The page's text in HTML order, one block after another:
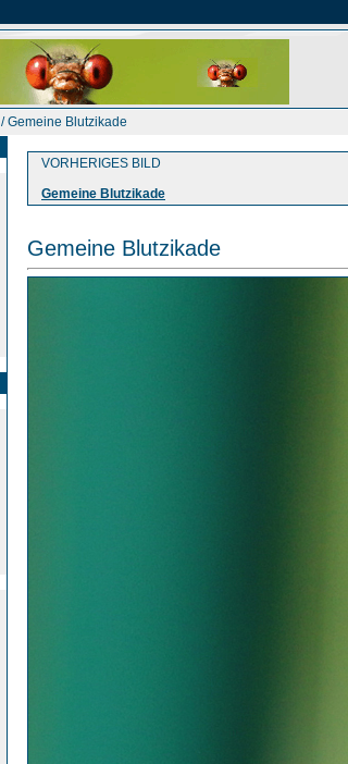
/ Gemeine Blutzikade
VORHERIGES BILD
Gemeine Blutzikade
Gemeine Blutzikade